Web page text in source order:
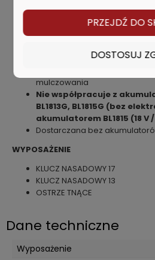
Szerokie opony ułatwiające
grząskim lub pagórkowatym
Kosz na trawę ze
3 funkcje: cięcie, zbieranie i
mulczowania
Nie współpracuje z
BL1813G, BL1815G (bez
akumulatorem BL1815 (18 V /
Dostarczana bez
WYPOSAŻENIE
KLUCZ NASADOWY 17
KLUCZ NASADOWY 13
OSTRZE TNĄCE
Dane techniczne
Wyposażenie
PRZEJDŹ DO
DOSTOSUJ